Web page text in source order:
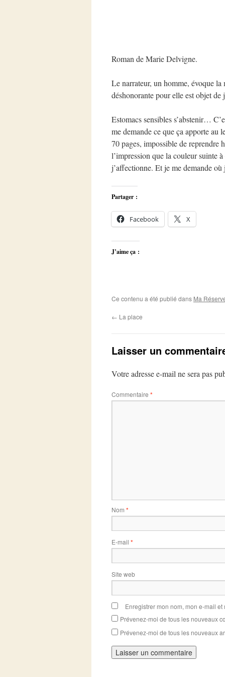
Roman de Marie Delvigne.
Le narrateur, un homme, évoque
déshonorante pour elle est objet de
Estomacs sensibles s’abstenir…
me demande ce que ça apporte au
70 pages, impossible de reprendre
l’impression que la couleur suinte
j’affectionne. Et je me demande
Partager :
Facebook X
J’aime ça :
Ce contenu a été publié dans Ma
← La place
Laisser un
Votre adresse e-mail ne sera pas
Commentaire *
Nom *
E-mail *
Site web
Enregistrer mon nom, mon e-mail
Prévenez-moi de tous les nouveaux
Prévenez-moi de tous les nouveaux